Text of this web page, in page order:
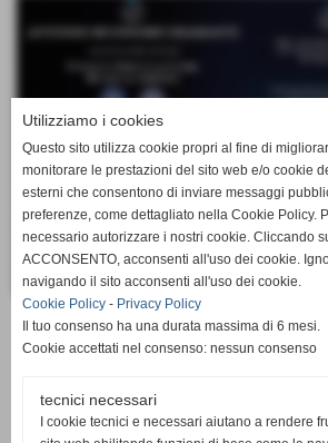
ANNO 2019
Utilizziamo i cookies
Questo sito utilizza cookie propri al fine di
monitorare le prestazioni del sito web e/o cookie
esterni che consentono di inviare messaggi
preferenze, come dettagliato nella Cookie Policy.
necessario autorizzare i nostri cookie. Cliccando
ACCONSENTO, acconsenti all'uso dei cookie.
navigando il sito acconsenti all'uso dei cookie.
Cookie Policy - Privacy Policy
Il tuo consenso ha una durata massima di 6 mesi.
Cookie accettati nel consenso: nessun consenso
tecnici necessari
I cookie tecnici e necessari aiutano a rendere